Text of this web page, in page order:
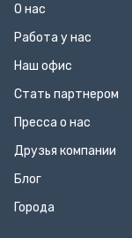
О нас
Работа у нас
Наш офис
Стать партнером
Пресса о нас
Друзья компании
Блог
Города